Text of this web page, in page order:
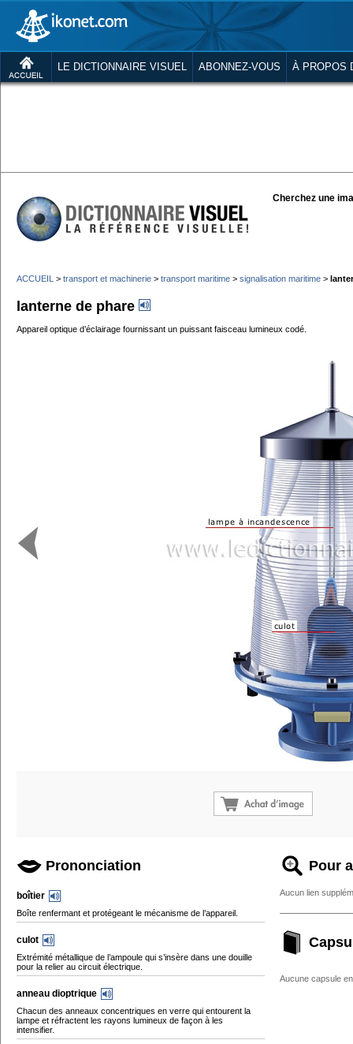
LE DICTIONNAIRE VISUEL ABONNEZ-VOUS À PROPOS
Cherchez une
ACCUEIL > transport et machinerie > transport maritime > signalisation maritime >
lanterne de phare
Appareil optique d’éclairage fournissant un puissant faisceau lumineux codé.
Prononciation
boîtier
Boîte renfermant et protégeant le mécanisme de l’appareil.
culot
Extrémité métallique de l’ampoule qui s’insère dans une douille
pour la relier au circuit électrique.
anneau dioptrique
Chacun des anneaux concentriques en verre qui entourent la
lampe et réfractent les rayons lumineux de façon à les
intensifier.
Pour
Aucun lien
Aucune capsule